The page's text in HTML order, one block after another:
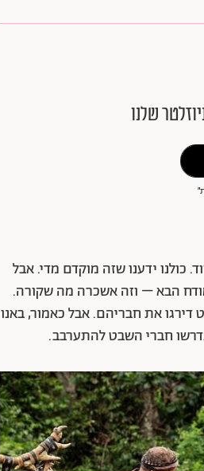
שלנו
כולנו ידענו שזה מוקדם מדי. אבל
הבא – וזה אשכרה מה שקורה.
את חבריהם. אבל כאמור, באנו
חברי השבט להתערבב.